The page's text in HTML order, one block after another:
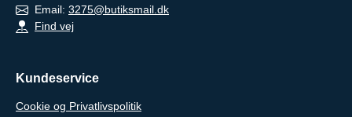
Email: 3275@butiksmail.dk
Find vej
Kundeservice
Cookie og Privatlivspolitik